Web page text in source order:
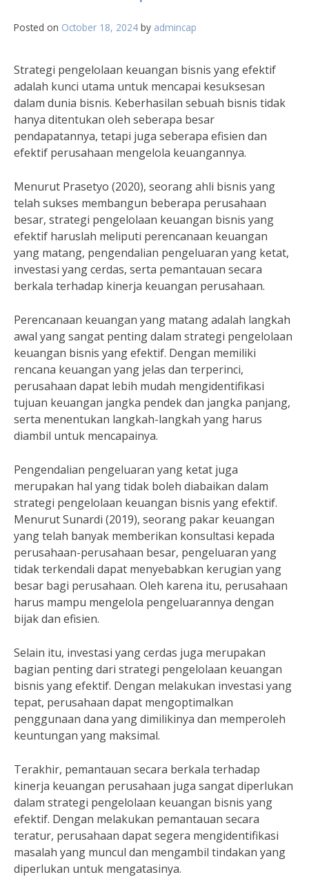
Posted on October 18, 2024 by admincap
Strategi pengelolaan keuangan bisnis yang efektif
adalah kunci utama untuk mencapai kesuksesan
dalam dunia bisnis. Keberhasilan sebuah bisnis tidak
hanya ditentukan oleh seberapa besar
pendapatannya, tetapi juga seberapa efisien dan
efektif perusahaan mengelola keuangannya.
Menurut Prasetyo (2020), seorang ahli bisnis yang
telah sukses membangun beberapa perusahaan
besar, strategi pengelolaan keuangan bisnis yang
efektif haruslah meliputi perencanaan keuangan
yang matang, pengendalian pengeluaran yang ketat,
investasi yang cerdas, serta pemantauan secara
berkala terhadap kinerja keuangan perusahaan.
Perencanaan keuangan yang matang adalah langkah
awal yang sangat penting dalam strategi pengelolaan
keuangan bisnis yang efektif. Dengan memiliki
rencana keuangan yang jelas dan terperinci,
perusahaan dapat lebih mudah mengidentifikasi
tujuan keuangan jangka pendek dan jangka panjang,
serta menentukan langkah-langkah yang harus
diambil untuk mencapainya.
Pengendalian pengeluaran yang ketat juga
merupakan hal yang tidak boleh diabaikan dalam
strategi pengelolaan keuangan bisnis yang efektif.
Menurut Sunardi (2019), seorang pakar keuangan
yang telah banyak memberikan konsultasi kepada
perusahaan-perusahaan besar, pengeluaran yang
tidak terkendali dapat menyebabkan kerugian yang
besar bagi perusahaan. Oleh karena itu, perusahaan
harus mampu mengelola pengeluarannya dengan
bijak dan efisien.
Selain itu, investasi yang cerdas juga merupakan
bagian penting dari strategi pengelolaan keuangan
bisnis yang efektif. Dengan melakukan investasi yang
tepat, perusahaan dapat mengoptimalkan
penggunaan dana yang dimilikinya dan memperoleh
keuntungan yang maksimal.
Terakhir, pemantauan secara berkala terhadap
kinerja keuangan perusahaan juga sangat diperlukan
dalam strategi pengelolaan keuangan bisnis yang
efektif. Dengan melakukan pemantauan secara
teratur, perusahaan dapat segera mengidentifikasi
masalah yang muncul dan mengambil tindakan yang
diperlukan untuk mengatasinya.